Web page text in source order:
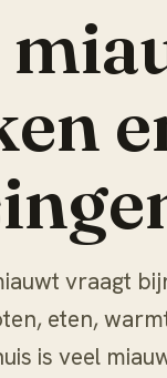
vraagt
eten,
is veel